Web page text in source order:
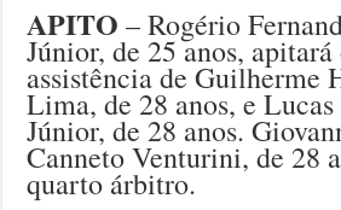
APITO – Rogério
Júnior, de 25 anos,
assistência de Guilherme
Lima, de 28 anos, e Lucas
Júnior, de 28 anos.
Canneto Venturini, de 28
quarto árbitro.